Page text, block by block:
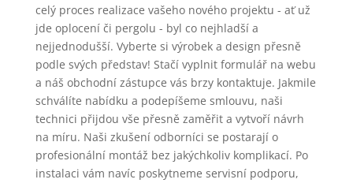
celý proces realizace vašeho nového projektu - ať už
jde oplocení či pergolu - byl co nejhladší a
nejjednodušší. Vyberte si výrobek a design přesně
podle svých představ! Stačí vyplnit formulář na webu
a náš obchodní zástupce vás brzy kontaktuje. Jakmile
schválíte nabídku a podepíšeme smlouvu, naši
technici přijdou vše přesně zaměřit a vytvoří návrh
na míru. Naši zkušení odborníci se postarají o
profesionální montáž bez jakýchkoliv komplikací. Po
instalaci vám navíc poskytneme servisní podporu,